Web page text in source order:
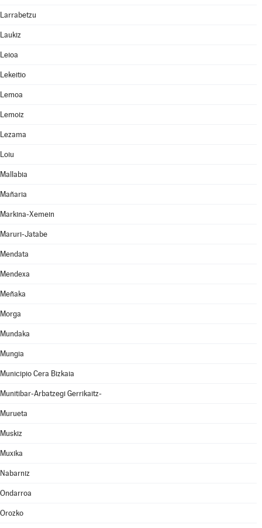
Larrabetzu
Laukiz
Leioa
Lekeitio
Lemoa
Lemoiz
Lezama
Loiu
Mallabia
Mañaria
Markina-Xemein
Maruri-Jatabe
Mendata
Mendexa
Meñaka
Morga
Mundaka
Mungia
Municipio Cera Bizkaia
Munitibar-Arbatzegi Gerrikaitz-
Murueta
Muskiz
Muxika
Nabarniz
Ondarroa
Orozko